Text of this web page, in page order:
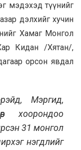
мэдэхэд түүнийг
дэлхийг хучин
Хамаг Монгол
Кидан /Хятан/,
орсон явдал
Мэргид,
хоорондоо
31 монгол
нэгдлийг